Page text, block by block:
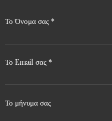
Το Όνομα σας *
Το Email σας *
Το μήνυμα σας